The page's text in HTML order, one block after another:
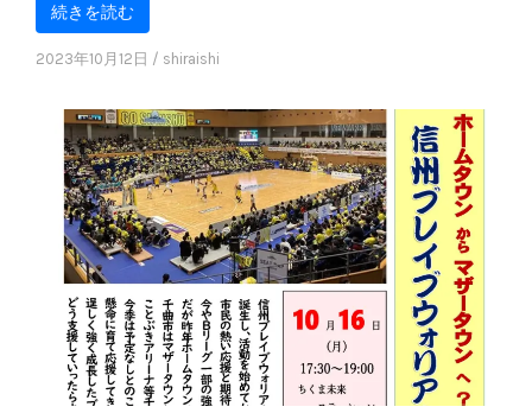
続きを読む
2023年10月12日 / shiraishi